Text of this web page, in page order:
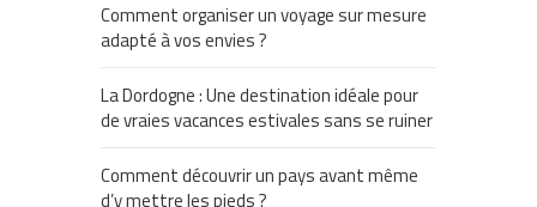
Comment organiser un voyage sur mesure
adapté à vos envies ?
La Dordogne : Une destination idéale pour
de vraies vacances estivales sans se ruiner
Comment découvrir un pays avant même
d’y mettre les pieds ?